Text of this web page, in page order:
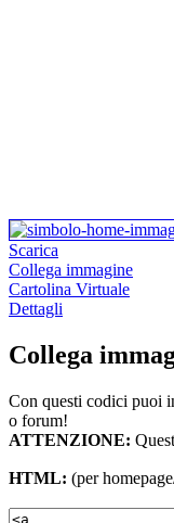
Scarica
Collega immagine
Cartolina Virtuale
Dettagli
Collega
Con questi codici puoi
o forum!
ATTENZIONE:
HTML: (per